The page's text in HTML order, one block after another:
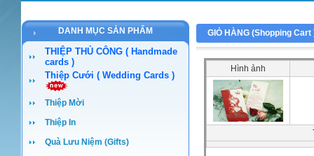
DANH MỤC SẢN PHẨM
THIỆP THỦ CÔNG ( Handmade
cards )
Thiệp Cưới ( Wedding Cards )
Thiệp Mời
Thiệp In
Quà Lưu Niệm (Gifts)
GIỎ HÀNG (Shopping Cart
Hình ảnh